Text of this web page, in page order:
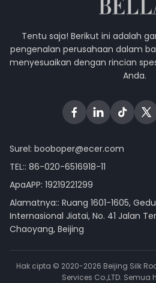
Tentu saja! Berikut ini adalah
pengenalan perusahaan dalam
menyesuaikan dengan rincian
Anda.
Surel: booboper@ecer.com
TEL:: 86-020-6516918-11
ApaAPP: 19219221299
Alamatnya:: Ruang 1601-1605,
Internasional Jiatai, No. 41 Jalan
Chaoyang, Beijing
Hak cipta © 2020-2026 Beijing Silk
Services Co.,LTD.